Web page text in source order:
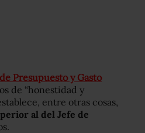
Presupuesto y Gasto
de “honestidad y
entre otras cosas,
al del Jefe de